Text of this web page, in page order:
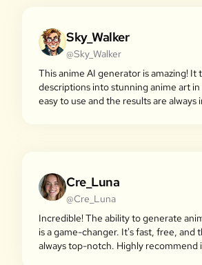
Sky_Walker
@Sky_Walker
This anime AI generator is amazing! It
descriptions into stunning anime art
easy to use and the results are always
Cre_Luna
@Cre_Luna
Incredible! The ability to generate
is a game-changer. It's fast, free, and
always top-notch. Highly recommend